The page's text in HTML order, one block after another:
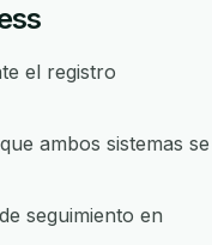
el registro
ambos sistemas se
seguimiento en